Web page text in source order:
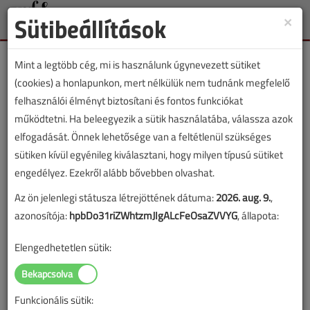
Toggle
Lapszám:
TARTALOM
A meós szemével látó
vállalkozó
2002/3. lapszám
Figylem! Ez a cikk 24 éve frissült utoljára. A benne szereplő
×
Sütibeállítások
Mint a legtöbb cég, mi is használunk úgynevezett sütiket
(cookies) a honlapunkon, mert nélkülük nem tudnánk megfelelő
felhasználói élményt biztosítani és fontos funkciókat
működtetni. Ha beleegyezik a sütik használatába, válassza azok
elfogadását. Önnek lehetősége van a feltétlenül szükséges
sütiken kívül egyénileg kiválasztani, hogy milyen típusú sütiket
engedélyez. Ezekről alább bővebben olvashat.
Az ön jelenlegi státusza létrejöttének dátuma:2026. aug. 9.,
azonosítója:hpbDo31riZWhtzmJIgALcFeOsaZVVYG, állapota:
Elengedhetetlen sütik:
Funkcionális sütik: